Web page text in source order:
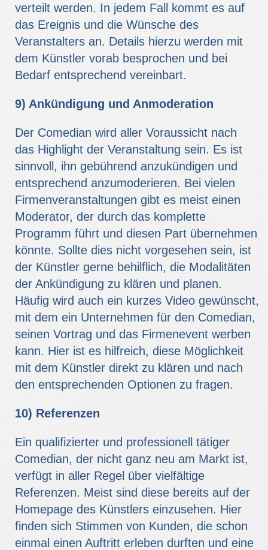
verteilt werden. In jedem Fall kommt es auf
das Ereignis und die Wünsche des
Veranstalters an. Details hierzu werden mit
dem Künstler vorab besprochen und bei
Bedarf entsprechend vereinbart.
9) Ankündigung und Anmoderation
Der Comedian wird aller Voraussicht nach
das Highlight der Veranstaltung sein. Es ist
sinnvoll, ihn gebührend anzukündigen und
entsprechend anzumoderieren. Bei vielen
Firmenveranstaltungen gibt es meist einen
Moderator, der durch das komplette
Programm führt und diesen Part übernehmen
könnte. Sollte dies nicht vorgesehen sein, ist
der Künstler gerne behilflich, die Modalitäten
der Ankündigung zu klären und planen.
Häufig wird auch ein kurzes Video gewünscht,
mit dem ein Unternehmen für den Comedian,
seinen Vortrag und das Firmenevent werben
kann. Hier ist es hilfreich, diese Möglichkeit
mit dem Künstler direkt zu klären und nach
den entsprechenden Optionen zu fragen.
10) Referenzen
Ein qualifizierter und professionell tätiger
Comedian, der nicht ganz neu am Markt ist,
verfügt in aller Regel über vielfältige
Referenzen. Meist sind diese bereits auf der
Homepage des Künstlers einzusehen. Hier
finden sich Stimmen von Kunden, die schon
einmal einen Auftritt erleben durften und eine